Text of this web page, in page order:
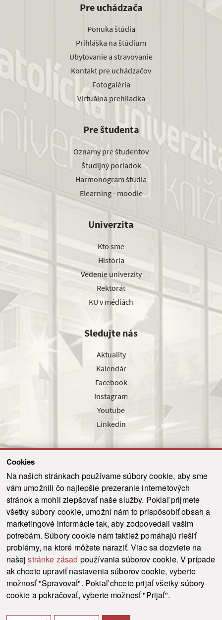
Cookies
Na našich stránkach používame súbory cookie, aby sme
vám umožnili čo najlepšie prezeranie internetových
stránok a mohli zlepšovať naše služby. Pokiaľ prijmete
všetky súbory cookie, umožní nám to prispôsobiť obsah a
marketingové informácie tak, aby zodpovedali vašim
potrebám. Súbory cookie nám taktiež pomáhajú riešiť
problémy, na ktoré môžete naraziť. Viac sa dozviete na
našejstránke zásad používania súborov cookie. V prípade
ak chcete upraviť nastavenia súborov cookie, vyberte
možnosť "Spravovať". Pokiaľ chcete prijať všetky súbory
cookie a pokračovať, vyberte možnosť "Prijať".
Pre uchádzača
Ponuka štúdia
Prihláška na štúdium
Ubytovanie a stravovanie
Kontakt pre uchádzačov
Fotogaléria
Virtuálna prehliadka
Pre študenta
Oznamy pre študentov
Študijný poriadok
Harmonogram štúdia
Elearning - moodle
Univerzita
Kto sme
História
Vedenie univerzity
Rektorát
KU v médiách
Sledujte nás
Aktuality
Kalendár
Facebook
Instagram
Youtube
Linkedin
Odoslať
© 2021-2026 ku.sk. Všetky práva vyhradené. | Ochrana osobných údajov
Vyhlásenie o prístupnosti |
Admin
This site is protected by reCAPTCHA and the Google Privacy Policy and Terms of
Service
apply.